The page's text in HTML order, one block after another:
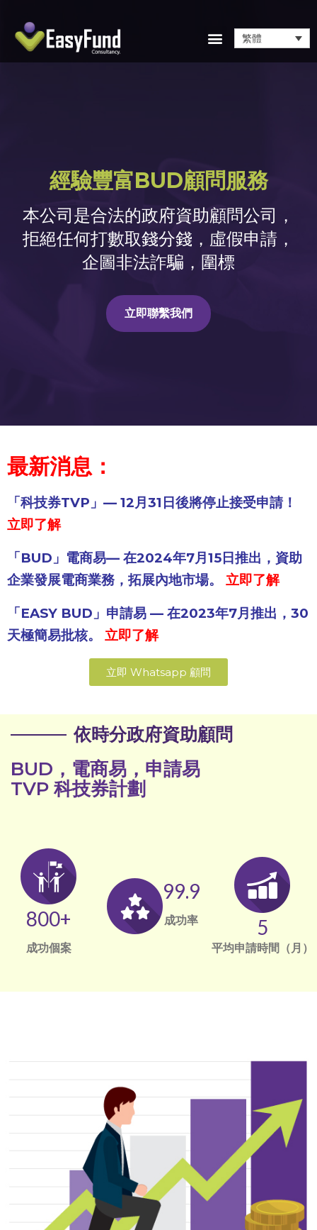
繁體
經驗豐富BUD顧問服務
本公司是合法的政府資助顧問公司，
拒絕任何打數取錢分錢，虛假申請，
企圖非法詐騙，圍標
立即聯繫我們
最新消息：
「科技券TVP」— 12月31日後將停止接受申請！
立即了解
「BUD」電商易— 在2024年7月15日推出，資助
企業發展電商業務，拓展內地市場。 立即了解
「EASY BUD」申請易 — 在2023年7月推出，30
天極簡易批核。 立即了解
立即 Whatsapp 顧問
依時分政府資助顧問
BUD，電商易，申請易
TVP 科技券計劃
800+
成功個案
99.9
成功率 5
平均申請時間（月）